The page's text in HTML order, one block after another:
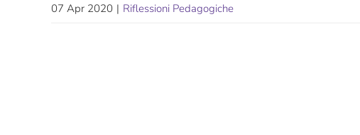
07 Apr 2020 | Riflessioni Pedagogiche